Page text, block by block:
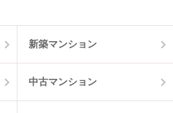
新築マンション
中古マンション